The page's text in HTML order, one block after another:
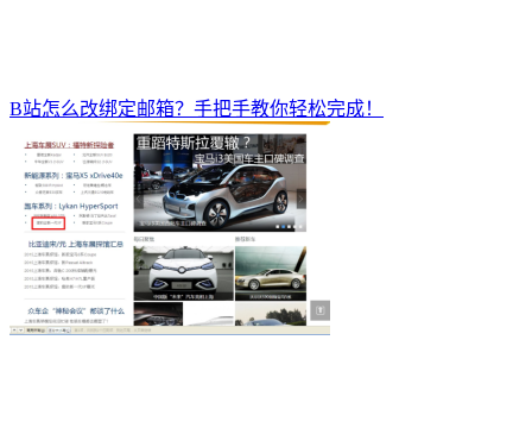
B站怎么改绑定邮箱？手把手教你轻松完成！